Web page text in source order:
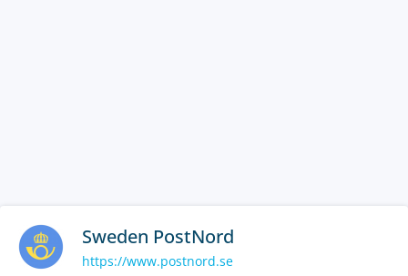
Sweden PostNord
https://www.postnord.se